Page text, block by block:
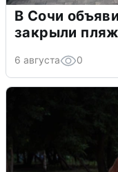
В Сочи
закрыли
6 августа 0